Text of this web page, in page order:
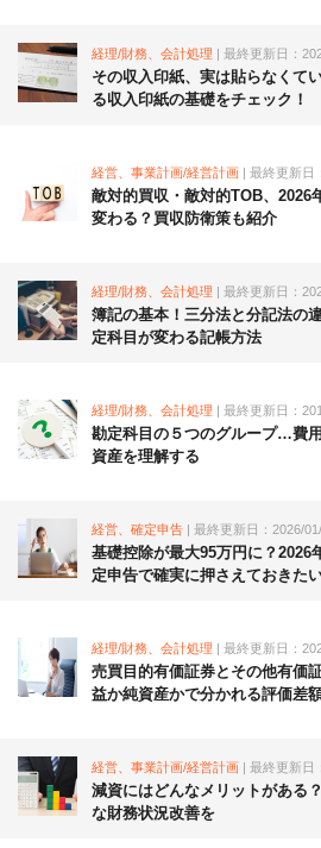
経理/財務、会計処理 | 最終更新日：
その収入印紙、実は貼らなくて
る収入印紙の基礎をチェック！
経営、事業計画/経営計画 | 最終更新日
敵対的買収・敵対的TOB、2026
変わる？買収防衛策も紹介
経理/財務、会計処理 | 最終更新日：
簿記の基本！三分法と分記法の
定科目が変わる記帳方法
経理/財務、会計処理 | 最終更新日：
勘定科目の５つのグループ…費
資産を理解する
経営、確定申告 | 最終更新日：2026/
基礎控除が最大95万円に？2026
定申告で確実に押さえておきた
経理/財務、会計処理 | 最終更新日：
売買目的有価証券とその他有価
益か純資産かで分かれる評価差
経営、事業計画/経営計画 | 最終更新日
減資にはどんなメリットがある
な財務状況改善を